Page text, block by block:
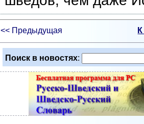
<< Предыдущая
Поиск в новостях: